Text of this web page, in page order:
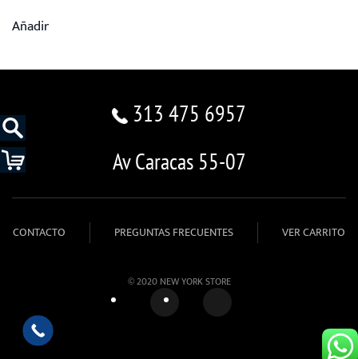
Añadir
313 475 6957
Av Caracas 55-07
CONTACTO PREGUNTAS FRECUENTES VER CARRITO
© 2020 NEW YORK STORE